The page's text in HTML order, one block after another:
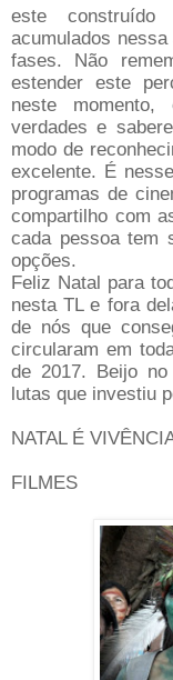
este
acumulados
fases. Não
estender este
neste
verdades e
modo de
excelente. É
programas de
compartilho com
cada pessoa tem
opções.
Feliz Natal para
nesta TL e fora
de nós que
circularam em
de 2017. Beijo
lutas que investiu
NATAL É
FILMES